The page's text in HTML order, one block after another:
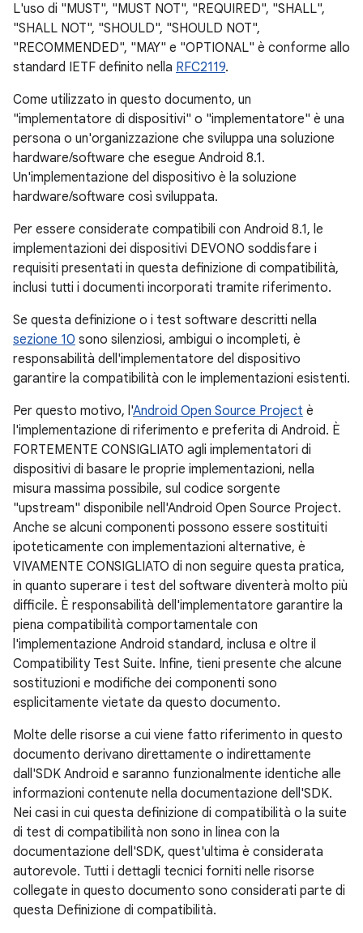
L'uso di "MUST", "MUST NOT", "REQUIRED", "SHALL",
"SHALL NOT", "SHOULD", "SHOULD NOT",
"RECOMMENDED", "MAY" e "OPTIONAL" è conforme allo
standard IETF definito nella RFC2119.
Come utilizzato in questo documento, un
"implementatore di dispositivi" o "implementatore" è una
persona o un'organizzazione che sviluppa una soluzione
hardware/software che esegue Android 8.1.
Un'implementazione del dispositivo è la soluzione
hardware/software così sviluppata.
Per essere considerate compatibili con Android 8.1, le
implementazioni dei dispositivi DEVONO soddisfare i
requisiti presentati in questa definizione di compatibilità,
inclusi tutti i documenti incorporati tramite riferimento.
Se questa definizione o i test software descritti nella
sezione 10 sono silenziosi, ambigui o incompleti, è
responsabilità dell'implementatore del dispositivo
garantire la compatibilità con le implementazioni esistenti.
Per questo motivo, l'Android Open Source Project è
l'implementazione di riferimento e preferita di Android. È
FORTEMENTE CONSIGLIATO agli implementatori di
dispositivi di basare le proprie implementazioni, nella
misura massima possibile, sul codice sorgente
"upstream" disponibile nell'Android Open Source Project.
Anche se alcuni componenti possono essere sostituiti
ipoteticamente con implementazioni alternative, è
VIVAMENTE CONSIGLIATO di non seguire questa pratica,
in quanto superare i test del software diventerà molto più
difficile. È responsabilità dell'implementatore garantire la
piena compatibilità comportamentale con
l'implementazione Android standard, inclusa e oltre il
Compatibility Test Suite. Infine, tieni presente che alcune
sostituzioni e modifiche dei componenti sono
esplicitamente vietate da questo documento.
Molte delle risorse a cui viene fatto riferimento in questo
documento derivano direttamente o indirettamente
dall'SDK Android e saranno funzionalmente identiche alle
informazioni contenute nella documentazione dell'SDK.
Nei casi in cui questa definizione di compatibilità o la suite
di test di compatibilità non sono in linea con la
documentazione dell'SDK, quest'ultima è considerata
autorevole. Tutti i dettagli tecnici forniti nelle risorse
collegate in questo documento sono considerati parte di
questa Definizione di compatibilità.